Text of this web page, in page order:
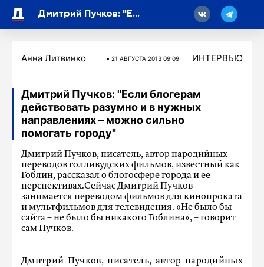
Дмитрий Пучков: "Если блогерам действовать разумно и в нужных направлениях – можно сильно помогать городу"
Анна Литвинко 21 АВГУСТА 2013 09:09 ИНТЕРВЬЮ
Дмитрий Пучков: "Если блогерам
действовать разумно и в нужных
направлениях – можно сильно
помогать городу"
Дмитрий Пучков, писатель, автор пародийных
переводов голливудских фильмов, известный как
Гоблин, рассказал о блогосфере города и ее
перспективах.Сейчас Дмитрий Пучков
занимается переводом фильмов для кинопроката
и мультфильмов для телевидения. «Не было бы
сайта – не было бы никакого Гоблина», – говорит
сам Пучков.
Дмитрий Пучков, писатель, автор пародийных